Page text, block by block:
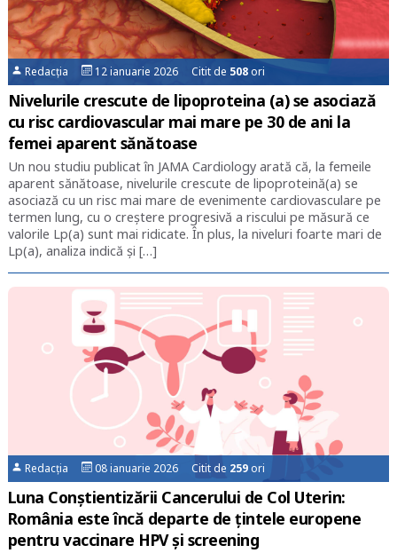
Redacția 12 ianuarie 2026 Citit de 508ori
Nivelurile crescute de lipoproteina (a) se asociază
cu risc cardiovascular mai mare pe 30 de ani la
femei aparent sănătoase
Un nou studiu publicat în JAMA Cardiology arată că, la femeile
aparent sănătoase, nivelurile crescute de lipoproteină(a) se
asociază cu un risc mai mare de evenimente cardiovasculare pe
termen lung, cu o creștere progresivă a riscului pe măsură ce
valorile Lp(a) sunt mai ridicate. În plus, la niveluri foarte mari de
Lp(a), analiza indică și […]
Redacția 08 ianuarie 2026 Citit de 259 ori
Luna Conștientizării Cancerului de Col Uterin:
România este încă departe de țintele europene
pentru vaccinare HPV și screening